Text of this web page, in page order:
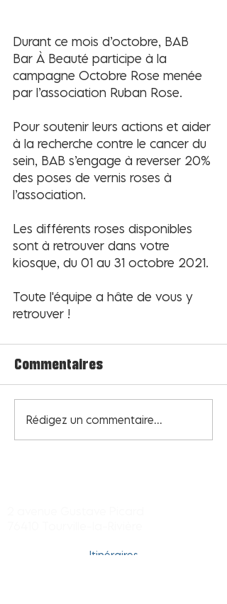
Durant ce mois d’octobre, BAB
Bar À Beauté participe à la
campagne Octobre Rose menée
par l’association Ruban Rose.
Pour soutenir leurs actions et aider
à la recherche contre le cancer du
sein, BAB s’engage à reverser 20%
des poses de vernis roses à
l’association.
Les différents roses disponibles
sont à retrouver dans votre
kiosque, du 01 au 31 octobre 2021.
Toute l'équipe a hâte de vous y
retrouver !
Commentaires
Rédigez un commentaire...
Itinéraires